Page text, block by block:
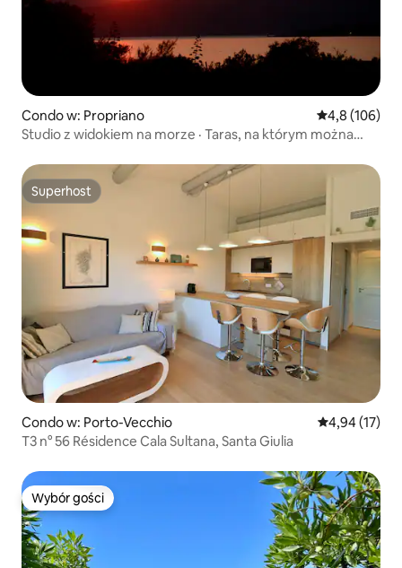
Condo w: Propriano Średnia
4,8 (106)
Studio z widokiem na morze · Taras, na którym można
Superhost
Superhost
Condo w: Porto-Vecchio Średnia
4,94 (17)
T3 n° 56 Résidence Cala Sultana, Santa Giulia
Wybór gości
Wybór gości